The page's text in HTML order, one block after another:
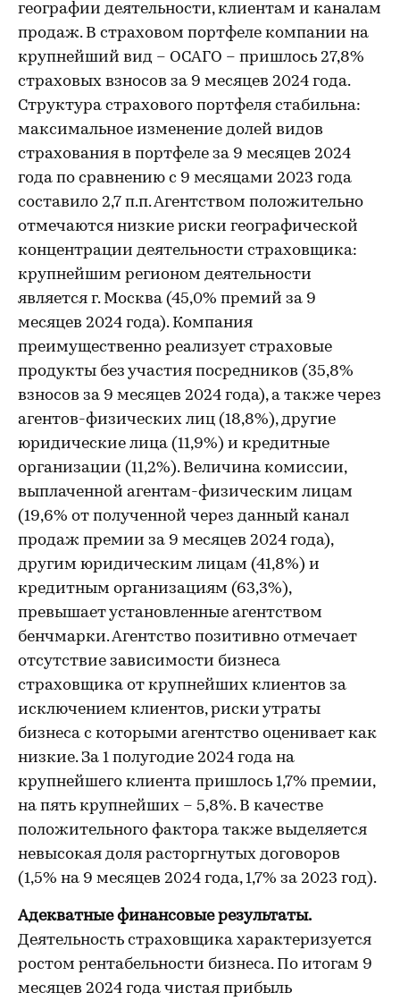
географии деятельности, клиентам и каналам
продаж. В страховом портфеле компании на
крупнейший вид – ОСАГО – пришлось 27,8%
страховых взносов за 9 месяцев 2024 года.
Структура страхового портфеля стабильна:
максимальное изменение долей видов
страхования в портфеле за 9 месяцев 2024
года по сравнению с 9 месяцами 2023 года
составило 2,7 п.п. Агентством положительно
отмечаются низкие риски географической
концентрации деятельности страховщика:
крупнейшим регионом деятельности
является г. Москва (45,0% премий за 9
месяцев 2024 года). Компания
преимущественно реализует страховые
продукты без участия посредников (35,8%
взносов за 9 месяцев 2024 года), а также через
агентов-физических лиц (18,8%), другие
юридические лица (11,9%) и кредитные
организации (11,2%). Величина комиссии,
выплаченной агентам-физическим лицам
(19,6% от полученной через данный канал
продаж премии за 9 месяцев 2024 года),
другим юридическим лицам (41,8%) и
кредитным организациям (63,3%),
превышает установленные агентством
бенчмарки. Агентство позитивно отмечает
отсутствие зависимости бизнеса
страховщика от крупнейших клиентов за
исключением клиентов, риски утраты
бизнеса с которыми агентство оценивает как
низкие. За 1 полугодие 2024 года на
крупнейшего клиента пришлось 1,7% премии,
на пять крупнейших – 5,8%. В качестве
положительного фактора также выделяется
невысокая доля расторгнутых договоров
(1,5% на 9 месяцев 2024 года, 1,7% за 2023 год).
Адекватные финансовые результаты.
Деятельность страховщика характеризуется
ростом рентабельности бизнеса. По итогам 9
месяцев 2024 года чистая прибыль